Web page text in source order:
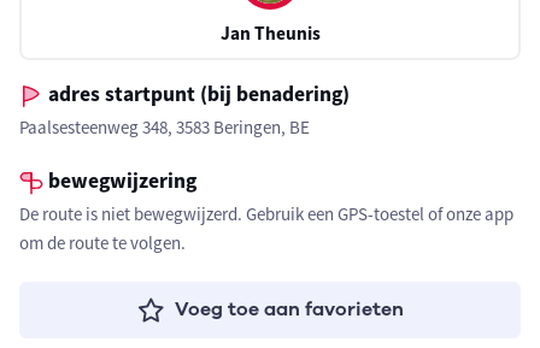
Jan Theunis
adres startpunt (bij benadering)
Paalsesteenweg 348, 3583 Beringen, BE
bewegwijzering
De route is niet bewegwijzerd. Gebruik een GPS-toestel of onze app
om de route te volgen.
Voeg toe aan favorieten